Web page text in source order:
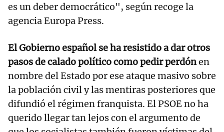
es un deber democrático", según recoge la
agencia Europa Press.
El Gobierno español se ha resistido a dar otros
pasos de calado político como pedir perdónen
nombre del Estado por ese ataque masivo sobre
la población civil y las mentiras posteriores que
difundió el régimen franquista. El PSOE no ha
querido llegar tan lejos con el argumento de